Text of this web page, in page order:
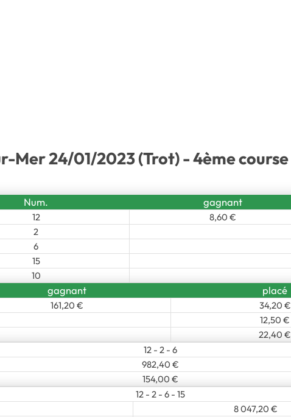
Mer 24/01/2023 (Trot) - 4ème course
Num. gagnant
12 8,60 €
2
6
15
10
gagnant placé
161,20 €
34,20 €
12,50 €
22,40 €
12 - 2 - 6
982,40 €
154,00 €
12 - 2 - 6 - 15
8 047,20 €